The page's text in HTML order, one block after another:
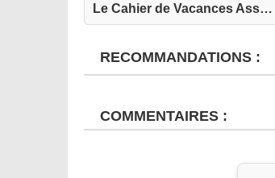
Le Cahier de Vacances Assassin's Creed actuellem...
RECOMMANDATIONS :
COMMENTAIRES :